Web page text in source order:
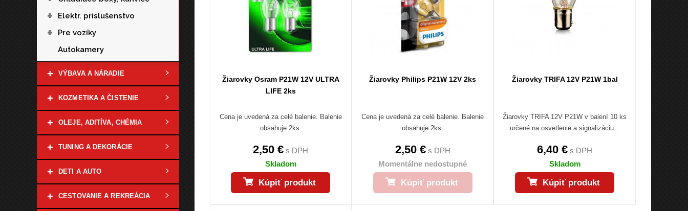
+ Elektr. príslušenstvo
+
Pre vozíky
Autokamery
+ VÝBAVA A NÁRADIE
+ KOZMETIKA A ČISTENIE
+ OLEJE, ADITÍVA, CHÉMIA
+ TUNING A DEKORÁCIE
+ DETI A AUTO
+ CESTOVANIE A REKREÁCIA
Žiarovky Osram P21W 12V ULTRA
LIFE 2ks
Cena je uvedená za celé balenie. Balenie
obsahuje 2ks.
2,50 € s DPH
Skladom
Kúpiť produkt
Žiarovky Philips P21W 12V 2ks
Cena je uvedená za celé balenie. Balenie
obsahuje 2ks.
2,50 €s DPH
Momentálne nedostupné
Kúpiť produkt
Žiarovky TRIFA 12V P21W 1bal
Žiarovky TRIFA 12V P21W v balení 10 ks
určené na osvetlenie a signalizáciu...
6,40 € s DPH
Skladom
Kúpiť produkt